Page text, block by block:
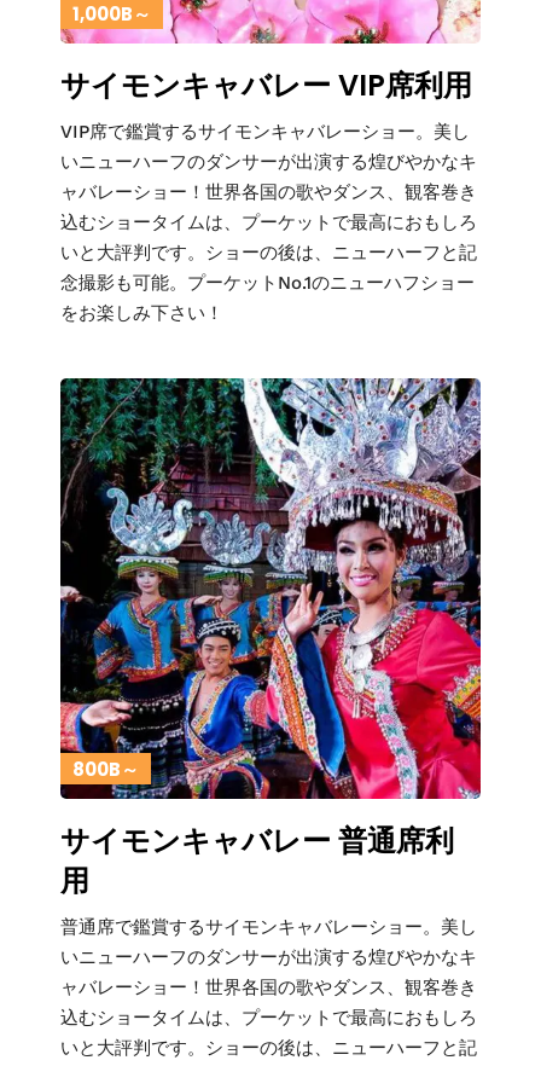
1,000B～
サイモンキャバレー VIP席利用
VIP席で鑑賞するサイモンキャバレーショー。美し
いニューハーフのダンサーが出演する煌びやかなキ
ャバレーショー！世界各国の歌やダンス、観客巻き
込むショータイムは、プーケットで最高におもしろ
いと大評判です。ショーの後は、ニューハーフと記
念撮影も可能。プーケットNo.1のニューハフショー
をお楽しみ下さい！
800B～
サイモンキャバレー 普通席利
用
普通席で鑑賞するサイモンキャバレーショー。美し
いニューハーフのダンサーが出演する煌びやかなキ
ャバレーショー！世界各国の歌やダンス、観客巻き
込むショータイムは、プーケットで最高におもしろ
いと大評判です。ショーの後は、ニューハーフと記